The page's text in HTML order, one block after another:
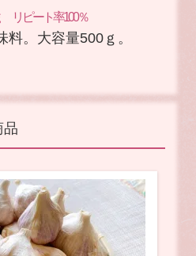
リピート率100％
。大容量500ｇ。
品